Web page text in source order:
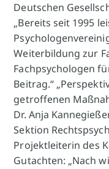
Deutschen
„Bereits seit 1995
Weiterbildung zur
Fachpsychologen
Beitrag.“
getroffenen
Dr. Anja
Sektion
Projektleiterin des
Gutachten: „Nach